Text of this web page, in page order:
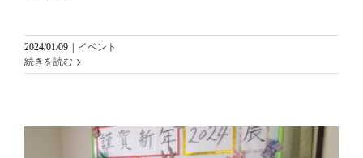
2024/01/09 | イベント
続きを読む